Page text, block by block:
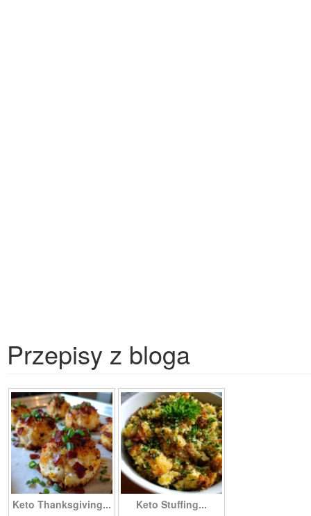
Przepisy z bloga
Keto Thanksgiving... Keto Stuffing...